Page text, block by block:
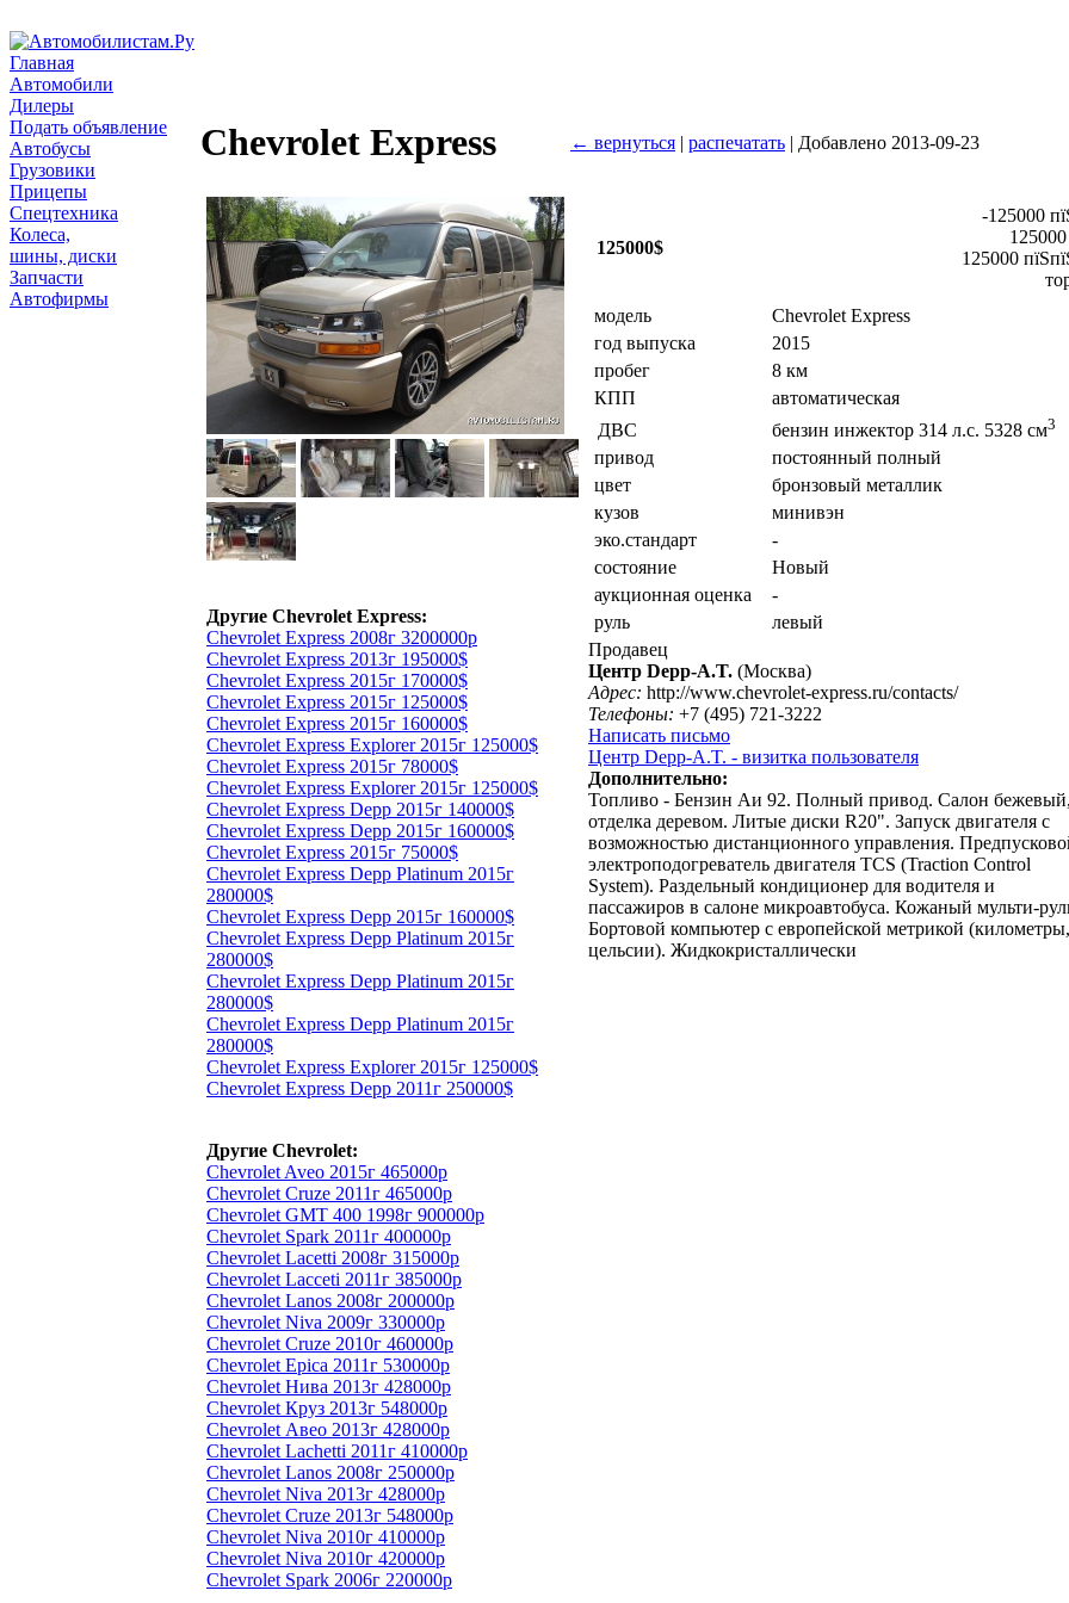
Главная
Автомобили
Дилеры
Подать объявление
Автобусы
Грузовики
Прицепы
Спецтехника
Колеса,
шины, диски
Запчасти
Автофирмы
Chevrolet Express ← вернуться | распечатать | Добавлено 2013-09-23
Другие Chevrolet Express:
Chevrolet Express 2008г 3200000р
Chevrolet Express 2013г 195000$
Chevrolet Express 2015г 170000$
Chevrolet Express 2015г 125000$
Chevrolet Express 2015г 160000$
Chevrolet Express Explorer 2015г 125000$
Chevrolet Express 2015г 78000$
Chevrolet Express Explorer 2015г 125000$
Chevrolet Express Depp 2015г 140000$
Chevrolet Express Depp 2015г 160000$
Chevrolet Express 2015г 75000$
Chevrolet Express Depp Platinum 2015г
280000$
Chevrolet Express Depp 2015г 160000$
Chevrolet Express Depp Platinum 2015г
280000$
Chevrolet Express Depp Platinum 2015г
280000$
Chevrolet Express Depp Platinum 2015г
280000$
Chevrolet Express Explorer 2015г 125000$
Chevrolet Express Depp 2011г 250000$
Другие Chevrolet:
Chevrolet Aveo 2015г 465000р
Chevrolet Cruze 2011г 465000р
Chevrolet GMT 400 1998г 900000р
Chevrolet Spark 2011г 400000р
Chevrolet Lacetti 2008г 315000р
Chevrolet Lacceti 2011г 385000р
Chevrolet Lanos 2008г 200000р
Chevrolet Niva 2009г 330000р
Chevrolet Cruze 2010г 460000р
Chevrolet Epica 2011г 530000р
Chevrolet Нива 2013г 428000р
Chevrolet Круз 2013г 548000р
Chevrolet Авео 2013г 428000р
Chevrolet Lachetti 2011г 410000р
Chevrolet Lanos 2008г 250000р
Chevrolet Niva 2013г 428000р
Chevrolet Cruze 2013г 548000р
Chevrolet Niva 2010г 410000р
Chevrolet Niva 2010г 420000р
Chevrolet Spark 2006г 220000р
125000$
-125000
125000
модель
Chevrolet Express
год выпуска
2015
пробег
8 км
КПП
автоматическая
ДВС
бензин инжектор 314 л.с. 5328 см3
привод
постоянный полный
цвет
бронзовый металлик
кузов
минивэн
эко.стандарт
-
состояние
Новый
аукционная оценка
-
руль
левый
Продавец
Центр Depp-A.T. (Москва)
Адрес: http://www.chevrolet-express.ru/contacts/
Телефоны: +7 (495) 721-3222
Написать письмо
Центр Depp-A.T. - визитка пользователя
Дополнительно:
Топливо - Бензин Аи 92. Полный привод. Салон бежевый,
отделка деревом. Литые диски R20". Запуск двигателя с
возможностью дистанционного управления.
электроподогреватель двигателя TCS (Traction Control
System). Раздельный кондиционер для водителя и
пассажиров в салоне микроавтобуса. Кожаный мульти-
Бортовой компьютер с европейской метрикой (километры,
цельсии). Жидкокристаллически